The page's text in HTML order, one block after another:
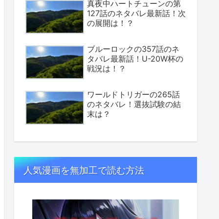
真夜中ハートチューンの第
127話のネタバレ最新話！次
の展開は！？
ブルーロックの357話のネ
タバレ最新話！U-20W杯の
戦況は！？
ワールドトリガーの265話
のネタバレ！選抜試験の結
末は？
人気漫画を無加工で読む方法